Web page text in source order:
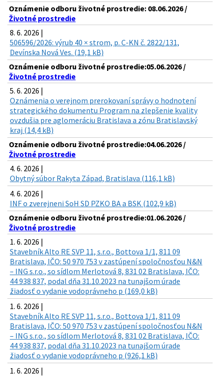
Oznámenie odboru životné prostredie: 08.06.2026 /
Životné prostredie
8. 6. 2026 |
506596/2026: výrub 40 × strom, p. C-KN č. 2822/131,
Devínska Nová Ves. (19,1 kB)
Oznámenie odboru životné prostredie:05.06.2026 /
Životné prostredie
5. 6. 2026 |
Oznámenia o verejnom prerokovaní správy o hodnotení
strategického dokumentu Program na zlepšenie kvality
ovzdušia pre aglomeráciu Bratislava a zónu Bratislavský
kraj (14,4 kB)
Oznámenie odboru životné prostredie:04.06.2026 /
Životné prostredie
4. 6. 2026 |
Obytný súbor Rakyta Západ, Bratislava (116,1 kB)
4. 6. 2026 |
INF o zverejneni SoH SD PZKO BA a BSK (102,9 kB)
Oznámenie odboru životné prostredie:01.06.2026 /
Životné prostredie
1. 6. 2026 |
Stavebník Alto RE SVP 11, s.r.o., Bottova 1/1, 811 09
Bratislava, IČO: 50 970 753 v zastúpení spoločnosťou N&N
– ING s.r.o., so sídlom Merlotová 8, 831 02 Bratislava, IČO:
44 938 837, podal dňa 31.10.2023 na tunajšom úrade
žiadosť o vydanie vodoprávneho p (169,0 kB)
1. 6. 2026 |
Stavebník Alto RE SVP 11, s.r.o., Bottova 1/1, 811 09
Bratislava, IČO: 50 970 753 v zastúpení spoločnosťou N&N
– ING s.r.o., so sídlom Merlotová 8, 831 02 Bratislava, IČO:
44 938 837, podal dňa 31.10.2023 na tunajšom úrade
žiadosť o vydanie vodoprávneho p (926,1 kB)
1. 6. 2026 |